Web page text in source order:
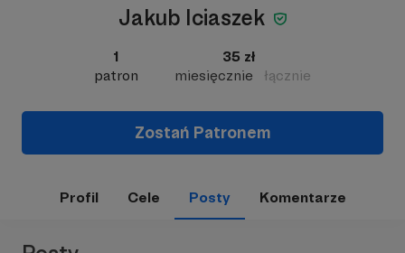
Jakub Iciaszek
1
patron
35 zł
miesięcznie
łącznie
Zostań Patronem
Profil Cele Posty Komentarze